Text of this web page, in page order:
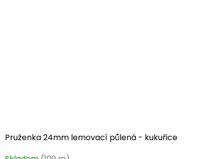
Pruženka 24mm lemovací půlená - kukuřice